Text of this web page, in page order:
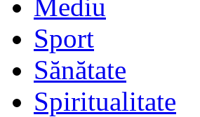
Mediu
Sport
Sănătate
Spiritualitate